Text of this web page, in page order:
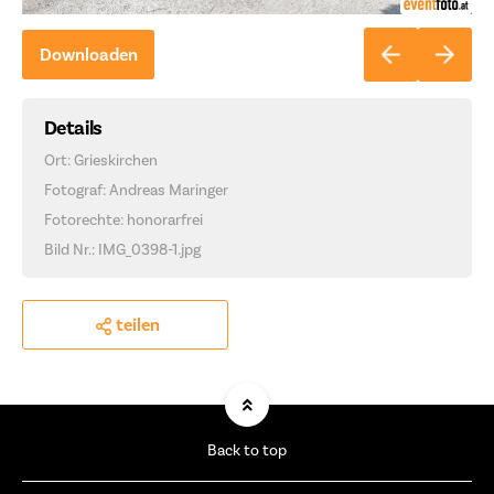
Downloaden
Details
Ort: Grieskirchen
Fotograf: Andreas Maringer
Fotorechte: honorarfrei
Bild Nr.: IMG_0398-1.jpg
teilen
Back to top